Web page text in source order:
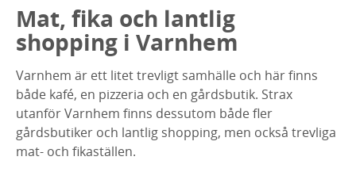
Mat, fika och lantlig
shopping i Varnhem
Varnhem är ett litet trevligt samhälle och här finns
både kafé, en pizzeria och en gårdsbutik. Strax
utanför Varnhem finns dessutom både fler
gårdsbutiker och lantlig shopping, men också trevliga
mat- och fikaställen.